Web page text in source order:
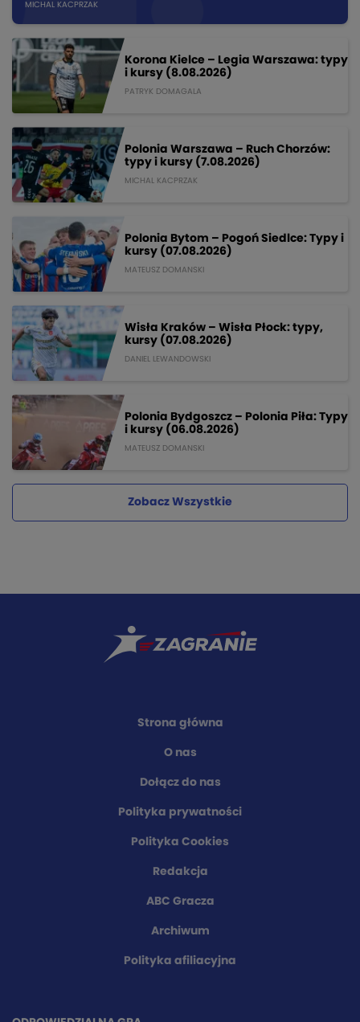
MICHAL KACPRZAK
Korona Kielce – Legia Warszawa: typy
i kursy (8.08.2026)
PATRYK DOMAGALA
Polonia Warszawa – Ruch Chorzów:
typy i kursy (7.08.2026)
MICHAL KACPRZAK
Polonia Bytom – Pogoń Siedlce: Typy i
kursy (07.08.2026)
MATEUSZ DOMANSKI
Wisła Kraków – Wisła Płock: typy,
kursy (07.08.2026)
DANIEL LEWANDOWSKI
Polonia Bydgoszcz – Polonia Piła: Typy
i kursy (06.08.2026)
MATEUSZ DOMANSKI
Zobacz Wszystkie
Strona główna
O nas
Dołącz do nas
Polityka prywatności
Polityka Cookies
Redakcja
ABC Gracza
Archiwum
Polityka afiliacyjna